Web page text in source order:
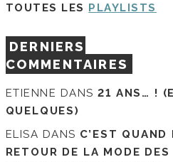
TOUTES LES PLAYLISTS
DERNIERS
COMMENTAIRES
ETIENNE DANS21 ANS… !
QUELQUES)
ELISA DANS C’EST QUAND
RETOUR DE LA MODE DES